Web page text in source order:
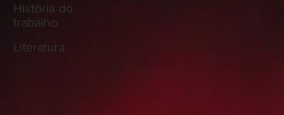
História do
trabalho
Literatura